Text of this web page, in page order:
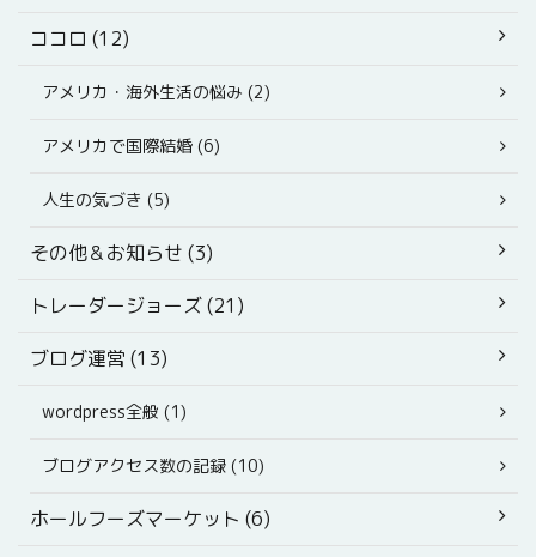
ココロ (12)
アメリカ・海外生活の悩み (2)
アメリカで国際結婚 (6)
人生の気づき (5)
その他＆お知らせ (3)
トレーダージョーズ (21)
ブログ運営 (13)
wordpress全般 (1)
ブログアクセス数の記録 (10)
ホールフーズマーケット (6)